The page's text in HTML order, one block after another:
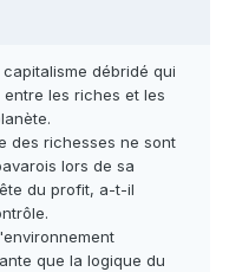
débridé qui
les riches et les
des richesses ne sont
lors de sa
du profit, a-t-il
que la logique du